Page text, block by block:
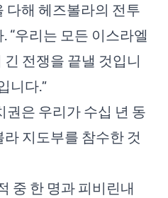
다해 헤즈볼라의 전투
“우리는 모든 이스라엘
전쟁을 끝낼 것입니
니다.”
권은 우리가 수십 년 동
지도부를 참수한 것
중 한 명과 피비린내